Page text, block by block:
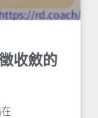
收斂的